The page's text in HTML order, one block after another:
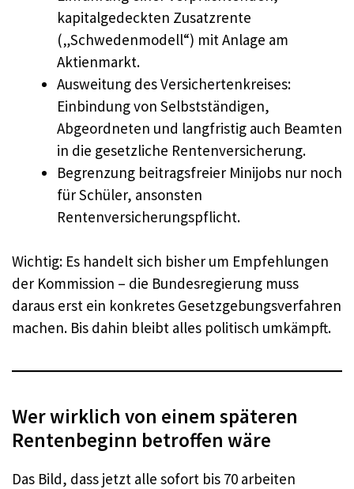
kapitalgedeckten Zusatzrente
(„Schwedenmodell“) mit Anlage am
Aktienmarkt.
Ausweitung des Versichertenkreises:
Einbindung von Selbstständigen,
Abgeordneten und langfristig auch Beamten
in die gesetzliche Rentenversicherung.
Begrenzung beitragsfreier Minijobs nur noch
für Schüler, ansonsten
Rentenversicherungspflicht.
Wichtig: Es handelt sich bisher um Empfehlungen
der Kommission – die Bundesregierung muss
daraus erst ein konkretes Gesetzgebungsverfahren
machen. Bis dahin bleibt alles politisch umkämpft.
Wer wirklich von einem späteren
Rentenbeginn betroffen wäre
Das Bild, dass jetzt alle sofort bis 70 arbeiten